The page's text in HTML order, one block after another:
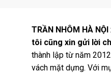
TRẦN NHÔM HÀ
tôi cũng xin gửi lời
thành lập từ năm
vách mặt dựng. Với